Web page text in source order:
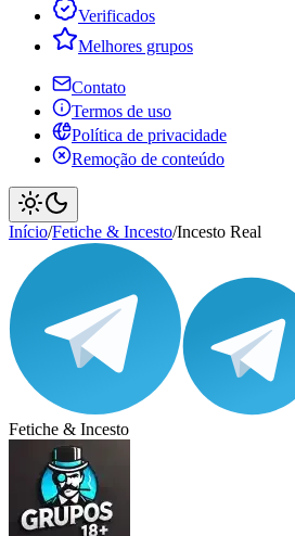
Verificados
Melhores grupos
Contato
Termos de uso
Política de privacidade
Remoção de conteúdo
Início/Fetiche & Incesto/Incesto Real
Fetiche & Incesto